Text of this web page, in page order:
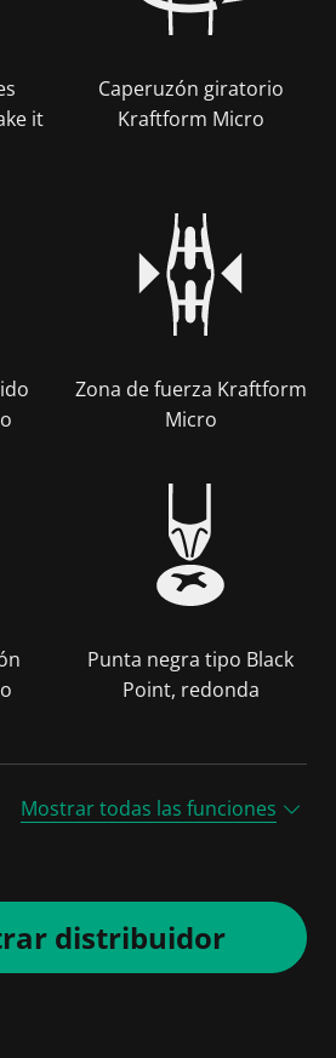
it
Caperuzón giratorio
Kraftform Micro
Zona de fuerza Kraftform
Micro
Punta negra tipo Black
Point, redonda
Mostrar todas las funciones
distribuidor